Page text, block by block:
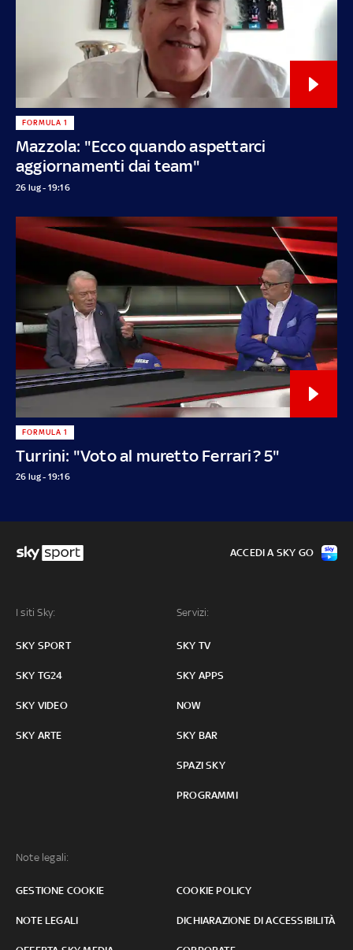
Mazzola: "Ecco quando aspettarci
aggiornamenti dai team"
FORMULA 1
26 lug - 19:16
Turrini: "Voto al muretto Ferrari? 5"
FORMULA 1
26 lug - 19:16
I siti Sky:
SKY SPORT
SKY TG24
SKY VIDEO
SKY ARTE
Servizi:
SKY TV
SKY APPS
NOW
SKY BAR
SPAZI SKY
PROGRAMMI
Note legali:
GESTIONE COOKIE COOKIE POLICY
NOTE LEGALI DICHIARAZIONE DI ACCESSIBILITÀ
ACCEDI A SKY GO